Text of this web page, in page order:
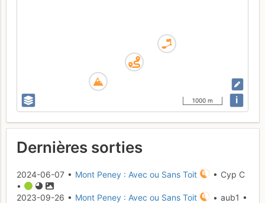
1000 m i
Dernières sorties
2024-06-07 • Mont Peney : Avec ou Sans Toit
• Cyp C
•
2023-09-26 • Mont Peney : Avec ou Sans Toit • aub1 •